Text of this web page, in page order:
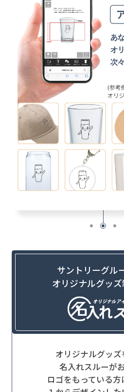
サントリーグル
オリジナルグッ
オリジナルグッ
名入れスルーが
ロゴをもっている方